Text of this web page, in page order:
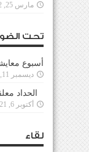
مارس 25, 2022
تحت
أسبوع
ديسمبر 11, 2023
الحداد
أكتوبر 6, 2021
لقاء